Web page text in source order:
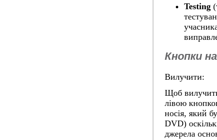
Testing
Кнопки
Вилучити:
Щоб
лівою
носія, який
DVD)
джерела